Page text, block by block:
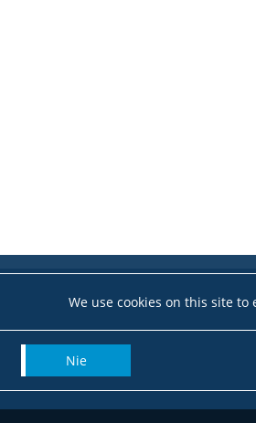
We use cookies on this site to
Nie